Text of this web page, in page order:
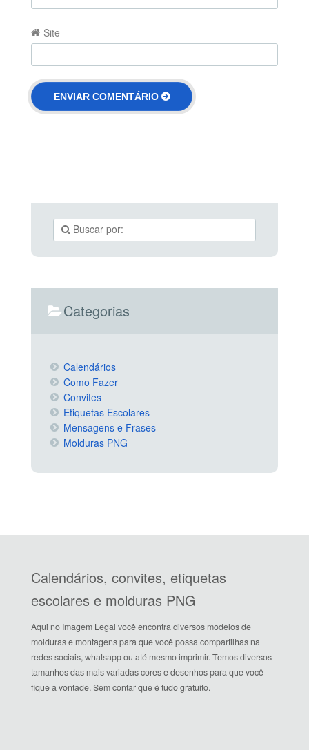
Site
Categorias
Calendários
Como Fazer
Convites
Etiquetas Escolares
Mensagens e Frases
Molduras PNG
Calendários, convites, etiquetas
escolares e molduras PNG
Aqui no Imagem Legal você encontra diversos modelos de
molduras e montagens para que você possa compartilhas na
redes sociais, whatsapp ou até mesmo imprimir. Temos diversos
tamanhos das mais variadas cores e desenhos para que você
fique a vontade. Sem contar que é tudo gratuito.